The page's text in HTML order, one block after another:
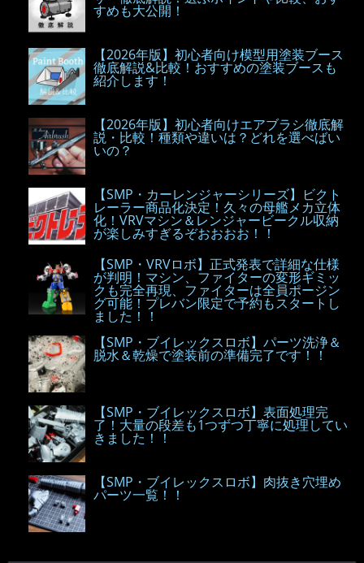
すめも大公開！
【2026年版】初心者向け模型用塗装ブース
徹底解説&比較！おすすめの塗装ブースも
紹介します！
【2026年版】初心者向けエアブラシ徹底解
説・比較！種類や違いは？どれを選べばい
いの？
【SMP・カーレンジャーシリーズ】ビクト
レーラー商品化決定！久々の母艦メカ立体
化！VRVマシン＆レンジャービークル収納
が楽しみすぎるぞおおおお！！
【SMP・VRVロボ】正式発表で詳細な仕様
が判明！マシン、ファイターの変形ギミッ
クも完全再現、ファイターは全員ポージン
グ可能！プレバン限定で予約もスタートし
ました！！
【SMP・ブイレックスロボ】パーツ洗浄＆
脱水＆乾燥で塗装前の準備完了です！！
【SMP・ブイレックスロボ】表面処理完
了！大量の段差も1つずつ丁寧に処理してい
きました！！
【SMP・ブイレックスロボ】肉抜き穴埋め
パーツ一覧！！